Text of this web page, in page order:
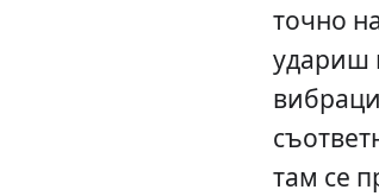
точно
удариш
там се